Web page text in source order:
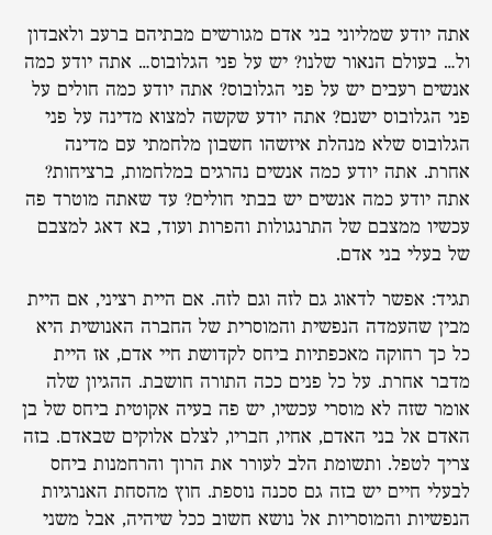
אתה יודע שמליוני בני אדם מגורשים מבתיהם ברעב ולאבדון
ול… בעולם הנאור שלנו? יש על פני הגלובוס… אתה יודע כמה
אנשים רעבים יש על פני הגלובוס? אתה יודע כמה חולים על
פני הגלובוס ישנם? אתה יודע שקשה למצוא מדינה על פני
הגלובוס שלא מנהלת איזשהו חשבון מלחמתי עם מדינה
אחרת. אתה יודע כמה אנשים נהרגים במלחמות, ברציחות?
אתה יודע כמה אנשים יש בבתי חולים? עד שאתה מוטרד פה
עכשיו ממצבם של התרנגולות והפרות ועוד, בא דאג למצבם
של בעלי בני אדם.
תגיד: אפשר לדאוג גם לזה וגם לזה. אם היית רציני, אם היית
מבין שהעמדה הנפשית והמוסרית של החברה האנושית היא
כל כך רחוקה מאכפתיות ביחס לקדושת חיי אדם, אז היית
מדבר אחרת. על כל פנים ככה התורה חושבת. ההגיון שלה
אומר שזה לא מוסרי עכשיו, יש פה בעיה אקוטית ביחס של בן
האדם אל בני האדם, אחיו, חבריו, לצלם אלוקים שבאדם. בזה
צריך לטפל. ותשומת הלב לעורר את הרוך והרחמנות ביחס
לבעלי חיים יש בזה גם סכנה נוספת. חוץ מהסחת האנרגיות
הנפשיות והמוסריות אל נושא חשוב ככל שיהיה, אבל משני